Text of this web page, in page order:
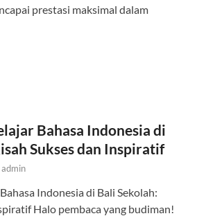
prestasi maksimal dalam
Bahasa Indonesia di
Sukses dan Inspiratif
admin
Indonesia di Bali Sekolah:
Halo pembaca yang budiman!